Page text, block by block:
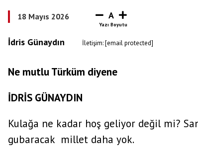
18 Mayıs 2026 A
İdris Günaydın İletişim:[email protected]
Ne mutlu Türküm diyene
İDRİS GÜNAYDIN
Kulağa ne kadar hoş geliyor değil mi?
gubaracak millet daha yok.